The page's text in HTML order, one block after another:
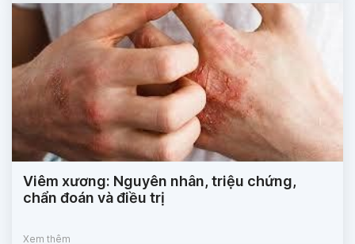
Viêm xương: Nguyên nhân, triệu chứng,
chẩn đoán và điều trị
Xem thêm